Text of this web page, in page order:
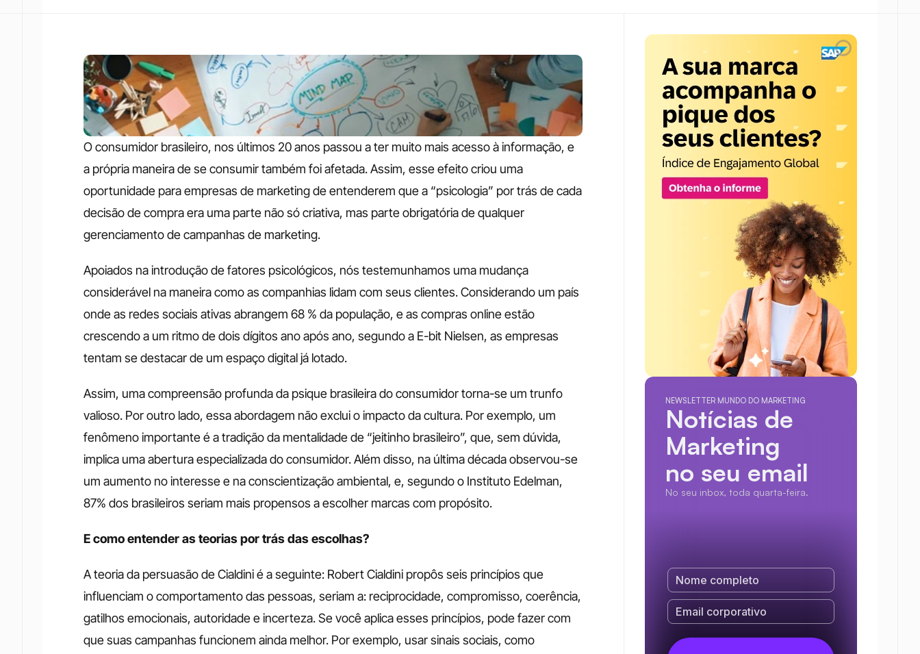
O consumidor brasileiro, nos últimos 20 anos passou a ter muito mais acesso à informação, e
a própria maneira de se consumir também foi afetada. Assim, esse efeito criou uma
oportunidade para empresas de marketing de entenderem que a “psicologia” por trás de cada
decisão de compra era uma parte não só criativa, mas parte obrigatória de qualquer
gerenciamento de campanhas de marketing.
Apoiados na introdução de fatores psicológicos, nós testemunhamos uma mudança
considerável na maneira como as companhias lidam com seus clientes. Considerando um país
onde as redes sociais ativas abrangem 68 % da população, e as compras online estão
crescendo a um ritmo de dois dígitos ano após ano, segundo a E-bit Nielsen, as empresas
tentam se destacar de um espaço digital já lotado.
Assim, uma compreensão profunda da psique brasileira do consumidor torna-se um trunfo
valioso. Por outro lado, essa abordagem não exclui o impacto da cultura. Por exemplo, um
fenômeno importante é a tradição da mentalidade de “jeitinho brasileiro”, que, sem dúvida,
implica uma abertura especializada do consumidor. Além disso, na última década observou-se
um aumento no interesse e na conscientização ambiental, e, segundo o Instituto Edelman,
87% dos brasileiros seriam mais propensos a escolher marcas com propósito.
E como entender as teorias por trás das escolhas?
A teoria da persuasão de Cialdini é a seguinte: Robert Cialdini propôs seis princípios que
influenciam o comportamento das pessoas, seriam a: reciprocidade, compromisso, coerência,
gatilhos emocionais, autoridade e incerteza. Se você aplica esses princípios, pode fazer com
que suas campanhas funcionem ainda melhor. Por exemplo, usar sinais sociais, como
NEWSLETTER MUNDO DO MARKETING
Notícias de
Marketing
no seu email
No seu inbox, toda quarta-feira.